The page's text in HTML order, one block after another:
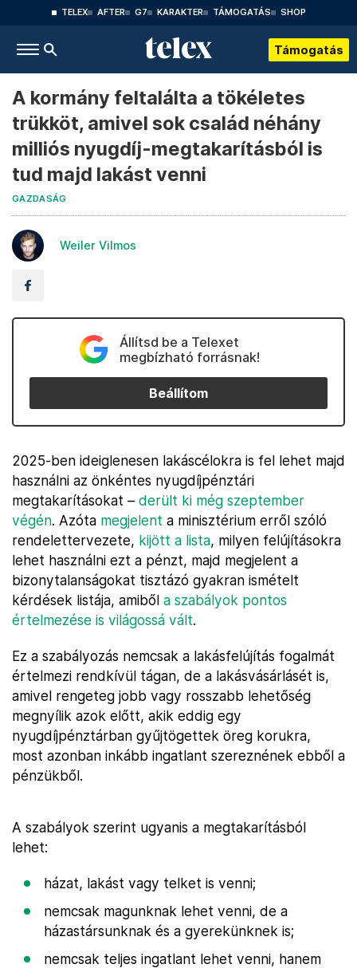
TELEX AFTER G7 KARAKTER TÁMOGATÁS SHOP
Támogatás
A kormány feltalálta a tökéletes
trükköt, amivel sok család néhány
milliós nyugdíj-megtakarításból is
tud majd lakást venni
GAZDASÁG
Weiler Vilmos
Állítsd be a Telexet
megbízható forrásnak!
Beállítom
2025-ben ideiglenesen lakáscélokra is fel lehet majd
használni az önkéntes nyugdíjpénztári
megtakarításokat – derült ki még szeptember
végén. Azóta megjelent a minisztérium erről szóló
rendelettervezete, kijött a lista, milyen felújításokra
lehet használni ezt a pénzt, majd megjelent a
bizonytalanságokat tisztázó gyakran ismételt
kérdések listája, amiből a szabályok pontos
értelmezése is világossá vált.
Ez a szabályozás nemcsak a lakásfelújítás fogalmát
értelmezi rendkívül tágan, de a lakásvásárlásét is,
amivel rengeteg jobb vagy rosszabb lehetőség
megnyílik azok előtt, akik eddig egy
nyugdíjpénztárban gyűjtögettek öreg korukra,
most azonban inkább ingatlant szereznének ebből a
pénzükből.
A szabályok szerint ugyanis a megtakarításból
lehet:
házat, lakást vagy telket is venni;
nemcsak magunknak lehet venni, de a
házastársunknak és a gyerekünknek is;
nemcsak teljes ingatlant lehet venni, hanem